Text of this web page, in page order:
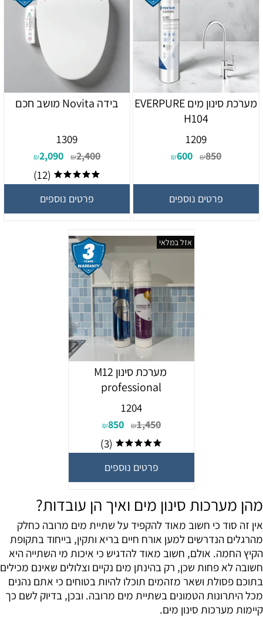
מערכת סינון מים EVERPURE
H104
1209
₪850
₪600
פרטים נוספים
בידה Novita מושב חכם
1309
₪2,400
₪2,090
(12)
פרטים נוספים
אזל במלאי
מערכת סינון M12
professional
1204
₪1,450
₪850
(3)
פרטים נוספים
מהן מערכות סינון מים ואיך הן עובדות?
אין זה סוד כי חשוב מאוד להקפיד על שתיית מים מרובה כחלק
מהרגלים הנדרשים למען אורח חיים בריא ותקין, בייחוד בתקופת
הקיץ החמה. אולם, חשוב מאוד להדגיש כי איכות מי השתייה היא
חשובה לא פחות שכן, רק בהינתן מים נקיים וצלולים שאינם מכילים
בתוכם פסולת ושאר מזהמים תוכלו להיות בטוחים כי אתם נהנים
מכל היתרונות הטמונים בשתיית מים מרובה. ובכן, בדיוק לשם כך
קיימות מערכות סינון מים.